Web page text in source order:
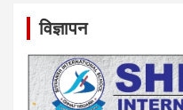
विज्ञापन